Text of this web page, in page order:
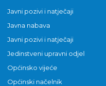
Javni pozivi i natječaji
Javna nabava
Javni pozivi i natječaji
Jedinstveni upravni odjel
Općinsko vijeće
Općinski načelnik